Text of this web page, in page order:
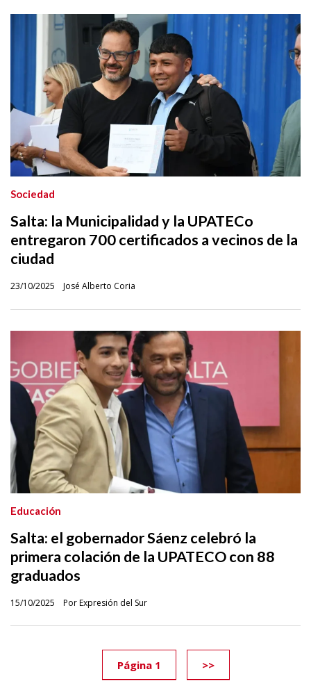
Salta: la Municipalidad y la UPATECo
entregaron 700 certificados a vecinos de la
ciudad
José Alberto Coria
Sociedad
23/10/2025
Salta: el gobernador Sáenz celebró la
primera colación de la UPATECO con 88
graduados
Por Expresión del Sur
Educación
15/10/2025
Página 1 >>